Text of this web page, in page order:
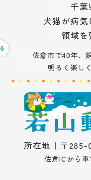
千葉
犬猫が病
領域
佐倉市で40年、
明るく楽し
所在地｜〒285-
佐倉ICから